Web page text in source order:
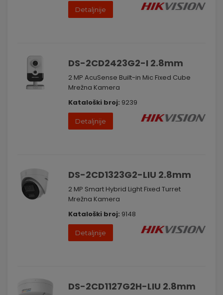
Detaljnije
DS-2CD2423G2-I 2.8mm
2 MP AcuSense Built-in Mic Fixed Cube
Mrežna Kamera
Kataloški broj: 9239
Detaljnije
DS-2CD1323G2-LIU 2.8mm
2 MP Smart Hybrid Light Fixed Turret
Mrežna Kamera
Kataloški broj: 9148
Detaljnije
DS-2CD1127G2H-LIU 2.8mm